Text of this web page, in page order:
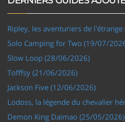
Ripley, les aventuriers de
Solo Camping for Two (19/07/
Slow Loop (28/06/2026)
Tofffsy (21/06/2026)
Jackson Five (12/06/2026)
Lodoss, la légende du chevalier
Demon King Daimao (25/05/2026)